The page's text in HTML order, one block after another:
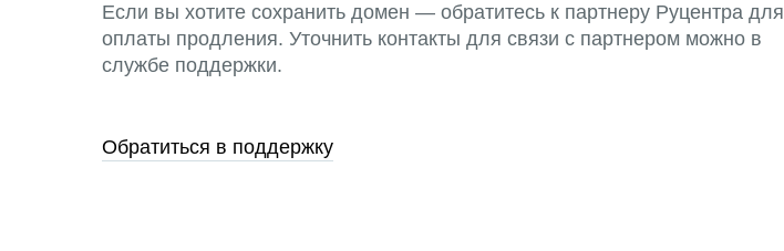
Если вы хотите сохранить домен — обратитесь к партнеру Руцентра для
оплаты продления. Уточнить контакты для связи с партнером можно в
службе поддержки.
Обратиться в поддержку